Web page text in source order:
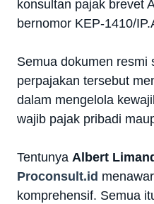
konsultan pajak brevet
bernomor KEP-1410/
Semua dokumen resmi
perpajakan tersebut
dalam mengelola
wajib pajak pribadi
Tentunya Albert
Proconsult.id
komprehensif. Semua